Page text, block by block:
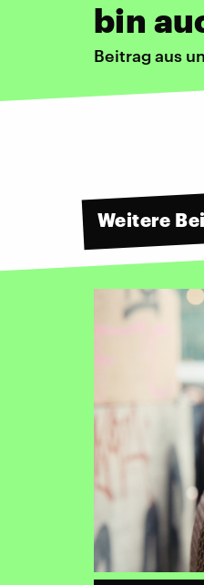
bin
Beitrag aus
Weitere